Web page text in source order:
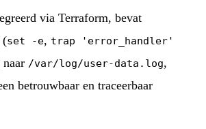
via Terraform, bevat
(set -e, trap 'error_handler'
/var/log/user-data.log,
betrouwbaar en traceerbaar